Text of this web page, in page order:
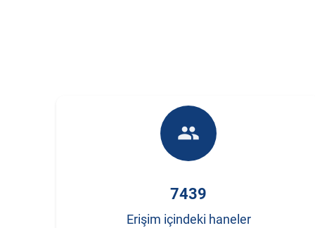
people
7439
Erişim içindeki haneler